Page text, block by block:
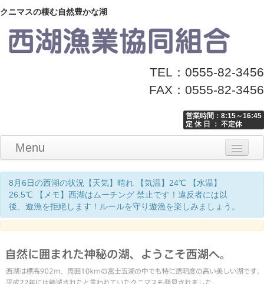
クニマスの棲む自然豊かな湖
TEL：0555-82-3456
FAX：0555-82-3456
営業時間：8:15～16:45
定 休 日 ： 不定休
Menu
Home
釣り情報
マナーとお願い
クニマス展示館
漁協からのお知らせ
お問い合わせ
8月6日の西湖の状況【天気】晴れ 【気温】24℃ 【水温】
26.5℃ 【メモ】西湖はムーチング 禁止です！違反者には以
後、遊漁を拒絶します！ルールを守り遊漁を楽しみましょう。